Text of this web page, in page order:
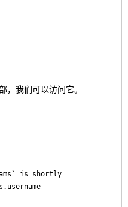
，我们可以访问它。
is shortly